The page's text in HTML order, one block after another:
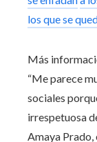
los que se
Más
“Me parece
sociales
irrespetuosa
Amaya